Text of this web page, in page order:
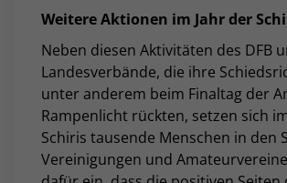
Weitere Aktionen im Jahr der
Neben diesen Aktivitäten des DFB
Landesverbände, die ihre
unter anderem beim Finaltag der
Rampenlicht rückten, setzen sich
Schiris tausende Menschen in den
Vereinigungen und